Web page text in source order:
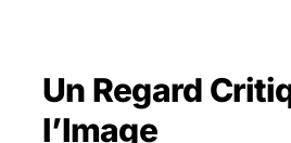
Un Regard
l’Image